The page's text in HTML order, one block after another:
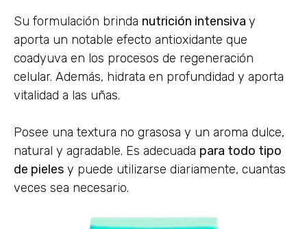
Su formulación brinda nutrición intensiva y
aporta un notable efecto antioxidante que
coadyuva en los procesos de regeneración
celular. Además, hidrata en profundidad y aporta
vitalidad a las uñas.
Posee una textura no grasosa y un aroma dulce,
natural y agradable. Es adecuada para todo tipo
de pieles y puede utilizarse diariamente, cuantas
veces sea necesario.